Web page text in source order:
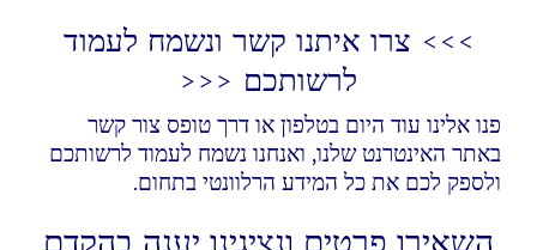
>>> צרו איתנו קשר ונשמח לעמוד
לרשותכם <<<
פנו אלינו עוד היום בטלפון או דרך טופס צור קשר
באתר האינטרנט שלנו, ואנחנו נשמח לעמוד לרשותכם
ולספק לכם את כל המידע הרלוונטי בתחום.
השאירו פרטים ונציגינו יענה בהקדם